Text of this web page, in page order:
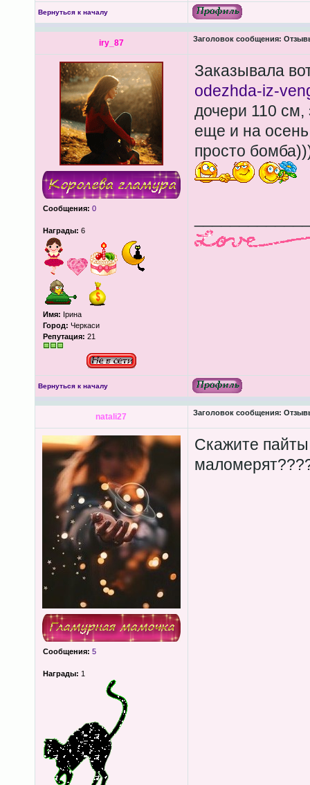
Вернуться к началу
iry_87 Заголовок сообщения:
Сообщения: 0
Награды: 6
Имя: Ірина
Город: Черкаси
Репутация: 21
Заказывала
odezhda-iz-
дочери 110 см,
еще и на
просто
Вернуться к началу
natali27 Заголовок сообщения:
Сообщения: 5
Награды: 1
Скажите